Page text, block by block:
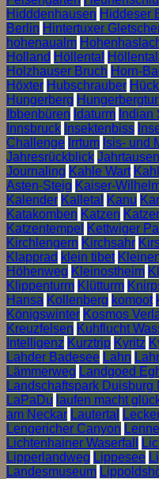
Hidddenhausen Hiddeser
Berlin Hintertuxer
hohenaualm
Holland Höllental
Holzhauser Bruch Horn-
Höxter Hubschrauber
Hungerberg
Ibbenbüren Idaturm Indian
Innsbruck Insektenbiss
Challenge Irrtum Isis- und
Jahresrückblick
Journaling Kahle Wart
Asten-Steig Kaiser-
Kalender Kalletal Kanu
Katakomben Katzen
Katzentempel Kettwiger
Kirchlengern Kirchsahr
Klapprad klein tibet
Höhenweg Kleinostheim
Klippenturm Klütturm
Hansa Kollenberg komoot
Königswinter Kosmos
Kreuzfelsen Kuhflucht
Intelligenz Kurztrip Kyritz
Lahder Badesee Lahn
Lämmerweg Landgoed
Landschaftspark Duisburg
LaPaDu laufen macht
am Neckar Lautertal
Lengericher Canyon
Lichtenhainer Waserfall
Lipperlandweg Lippesee
Landesmuseum